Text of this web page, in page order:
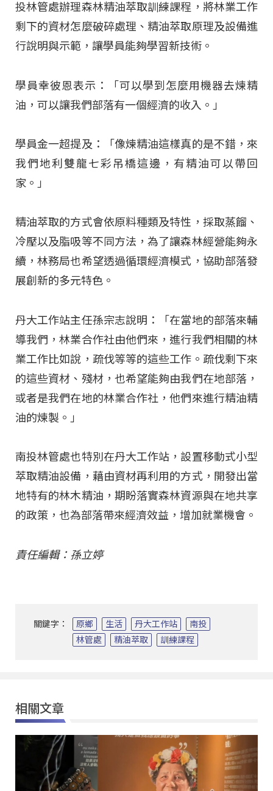
投林管處辦理森林精油萃取訓練課程，將林業工作
剩下的資材怎麼破碎處理、精油萃取原理及設備進
行說明與示範，讓學員能夠學習新技術。
學員幸彼恩表示：「可以學到怎麼用機器去煉精
油，可以讓我們部落有一個經濟的收入。」
學員金一超提及：「像煉精油這樣真的是不錯，來
我們地利雙龍七彩吊橋這邊，有精油可以帶回
家。」
精油萃取的方式會依原料種類及特性，採取蒸餾、
冷壓以及脂吸等不同方法，為了讓森林經營能夠永
續，林務局也希望透過循環經濟模式，協助部落發
展創新的多元特色。
丹大工作站主任孫宗志說明：「在當地的部落來輔
導我們，林業合作社由他們來，進行我們相關的林
業工作比如說，疏伐等等的這些工作。疏伐剩下來
的這些資材、殘材，也希望能夠由我們在地部落，
或者是我們在地的林業合作社，他們來進行精油精
油的煉製。」
南投林管處也特別在丹大工作站，設置移動式小型
萃取精油設備，藉由資材再利用的方式，開發出當
地特有的林木精油，期盼落實森林資源與在地共享
的政策，也為部落帶來經濟效益，增加就業機會。
責任編輯：孫立婷
關鍵字： 原鄉 生活 丹大工作站
南投
林管處
精油萃取 訓練課程
相關文章